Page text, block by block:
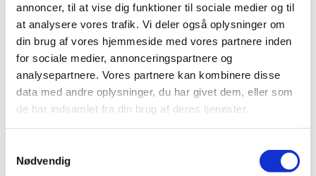
annoncer, til at vise dig funktioner til sociale medier og til
at analysere vores trafik. Vi deler også oplysninger om
din brug af vores hjemmeside med vores partnere inden
for sociale medier, annonceringspartnere og
analysepartnere. Vores partnere kan kombinere disse
data med andre oplysninger, du har givet dem, eller som
de har indsamlet fra din brug af deres tjenester.
Nødvendig
2024 (15)
2023 (18)
2022 (10)
2021 (32)
2020 (13)
2019 (41)
2018 (46)
2016 (48)